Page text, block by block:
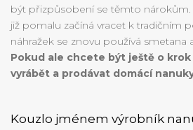
být přizpůsobení se těmto nárokům.
již pomalu začíná vracet k tradičním
náhražek se znovu používá smetana
Pokud ale chcete být ještě o
vyrábět a prodávat domácí
Kouzlo jménem výrobník